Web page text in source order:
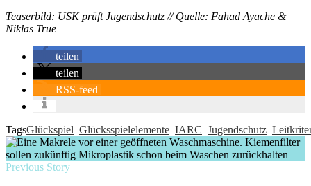
Teaserbild: USK prüft Jugendschutz // Quelle: Fahad Ayache &
Niklas True
teilen
teilen
RSS-feed
TagsGlückspiel Glücksspielelemente IARC Jugendschutz
Previous Story